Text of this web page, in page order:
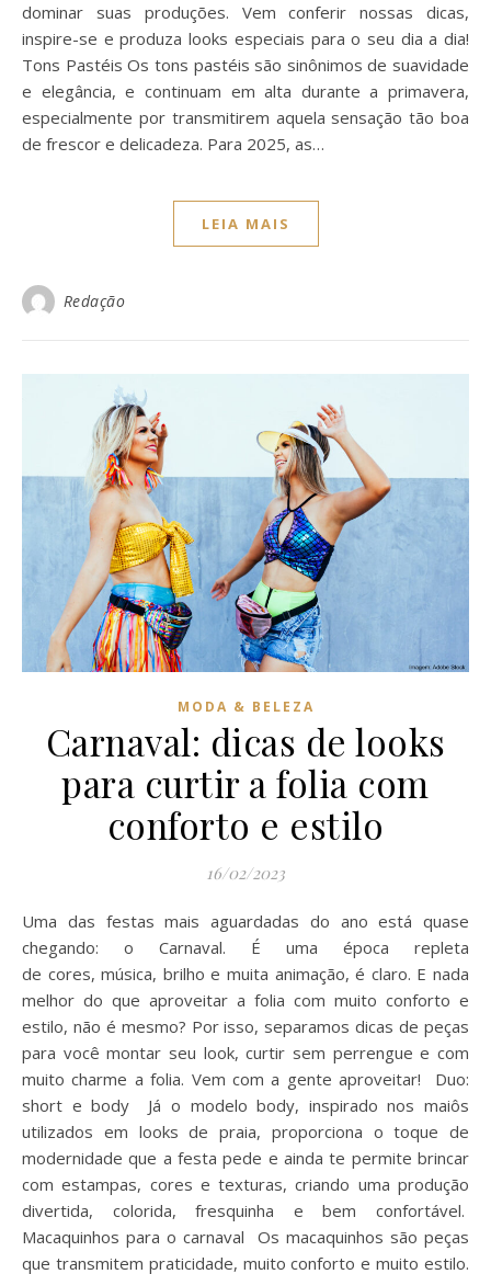
dominar suas produções. Vem conferir nossas dicas,
inspire-se e produza looks especiais para o seu dia a dia!
Tons Pastéis Os tons pastéis são sinônimos de suavidade
e elegância, e continuam em alta durante a primavera,
especialmente por transmitirem aquela sensação tão boa
de frescor e delicadeza. Para 2025, as…
LEIA MAIS
Redação
MODA & BELEZA
Carnaval: dicas de looks
para curtir a folia com
conforto e estilo
16/02/2023
Uma das festas mais aguardadas do ano está quase
chegando: o Carnaval. É uma época repleta
de cores, música, brilho e muita animação, é claro. E nada
melhor do que aproveitar a folia com muito conforto e
estilo, não é mesmo? Por isso, separamos dicas de peças
para você montar seu look, curtir sem perrengue e com
muito charme a folia. Vem com a gente aproveitar! Duo:
short e body Já o modelo body, inspirado nos maiôs
utilizados em looks de praia, proporciona o toque de
modernidade que a festa pede e ainda te permite brincar
com estampas, cores e texturas, criando uma produção
divertida, colorida, fresquinha e bem confortável.
Macaquinhos para o carnaval Os macaquinhos são peças
que transmitem praticidade, muito conforto e muito estilo.